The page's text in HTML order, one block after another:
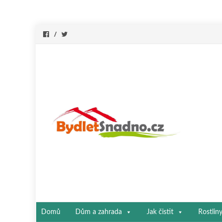
Přeskočit
Domů Dům a zahrada Jak čistit Rostliny